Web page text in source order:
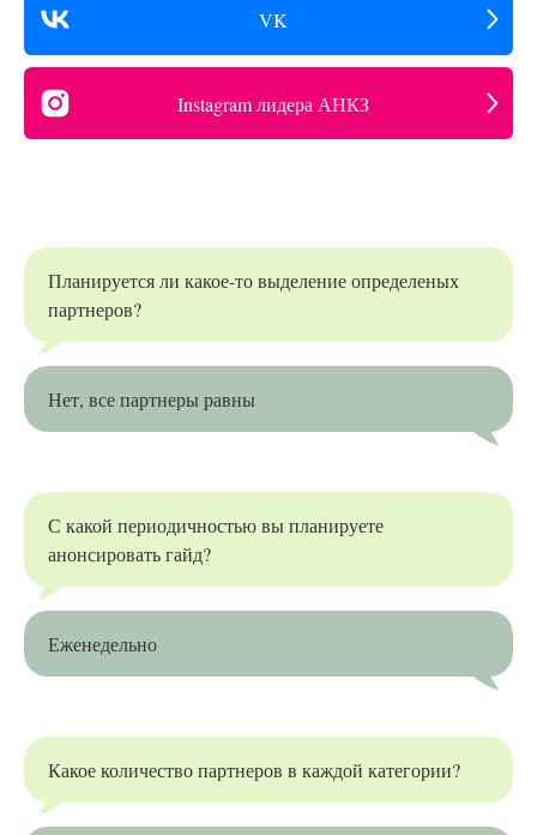
VK
Instagram лидера АНКЗ
Планируется ли какое-то выделение определеных
партнеров?
Нет, все партнеры равны
С какой периодичностью вы планируете
анонсировать гайд?
Еженедельно
Какое количество партнеров в каждой категории?